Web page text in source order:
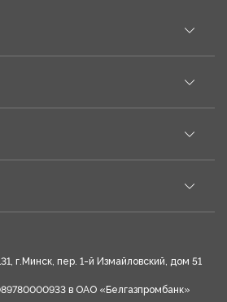
г.Минск, пер. 1-й Измайловский, дом 51
в OАО «Белгазпромбанк»